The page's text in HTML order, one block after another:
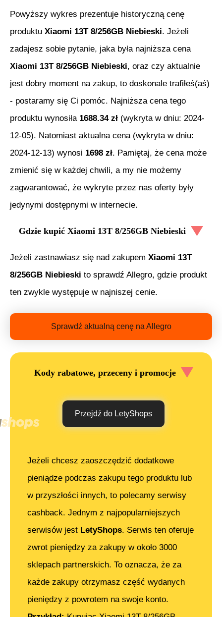
Powyższy wykres prezentuje historyczną cenę
produktu Xiaomi 13T 8/256GB Niebieski. Jeżeli
zadajesz sobie pytanie, jaka była najniższa cena
Xiaomi 13T 8/256GB Niebieski, oraz czy aktualnie
jest dobry moment na zakup, to doskonale trafiłeś(aś)
- postaramy się Ci pomóc. Najniższa cena tego
produktu wynosiła 1688.34zł (wykryta w dniu: 2024-
12-05). Natomiast aktualna cena (wykryta w dniu:
2024-12-13) wynosi 1698 zł. Pamiętaj, że cena może
zmienić się w każdej chwili, a my nie możemy
zagwarantować, że wykryte przez nas oferty były
jedynymi dostępnymi w internecie.
Gdzie kupić Xiaomi 13T 8/256GB Niebieski
Jeżeli zastnawiasz się nad zakupem Xiaomi 13T
8/256GB Niebieski to sprawdź Allegro, gdzie produkt
ten zwykle występuje w najniszej cenie.
Sprawdź aktualną cenę na Allegro
Kody rabatowe, przeceny i promocje
Przejdź do LetyShops
Jeżeli chcesz zaoszczędzić dodatkowe
pieniądze podczas zakupu tego produktu lub
w przyszłości innych, to polecamy serwisy
cashback. Jednym z najpopularniejszych
serwisów jest LetyShops. Serwis ten oferuje
zwrot pieniędzy za zakupy w około 3000
sklepach partnerskich. To oznacza, że za
każde zakupy otrzymasz część wydanych
pieniędzy z powrotem na swoje konto.